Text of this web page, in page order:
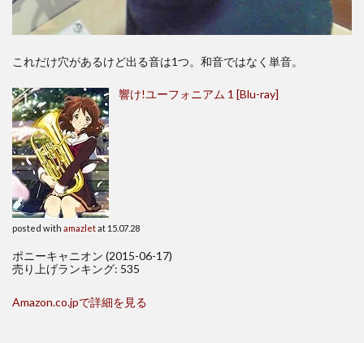
これだけ穴があるけど出る音は1つ。和音ではなく単音。
響け!ユーフォニアム 1 [Blu-ray]
posted with amazletat 15.07.28
ポニーキャニオン (2015-06-17)
売り上げランキング: 535
Amazon.co.jpで詳細を見る